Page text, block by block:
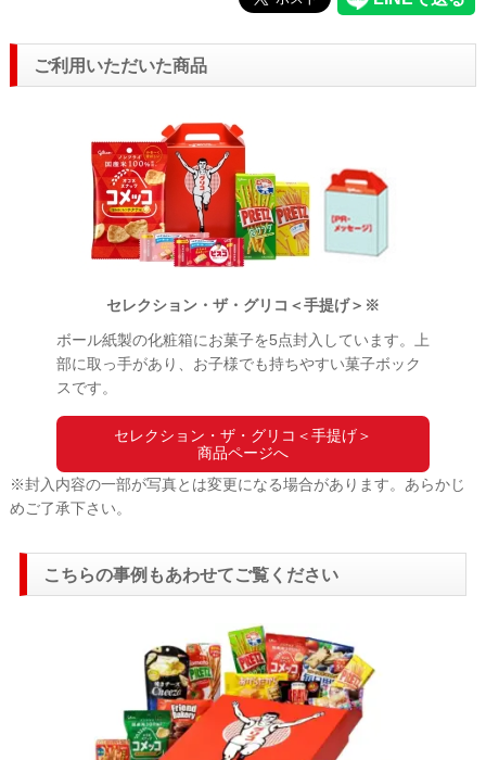
ご利用いただいた商品
セレクション・ザ・グリコ＜手提げ＞※
ボール紙製の化粧箱にお菓子を5点封入しています。上
部に取っ手があり、お子様でも持ちやすい菓子ボック
スです。
セレクション・ザ・グリコ＜手提げ＞
商品ページへ
※封入内容の一部が写真とは変更になる場合があります。あらかじ
めご了承下さい。
こちらの事例もあわせてご覧ください